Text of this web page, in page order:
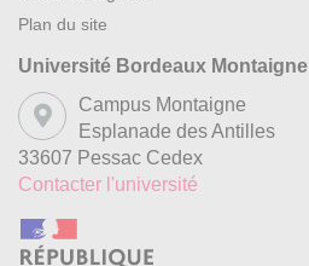
Plan du site
Université Bordeaux Montaigne
Campus Montaigne
Esplanade des Antilles
33607 Pessac Cedex
Contacter l'université